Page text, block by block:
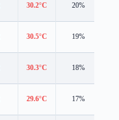
30.2°C 20%
30.5°C 19%
30.3°C 18%
29.6°C 17%